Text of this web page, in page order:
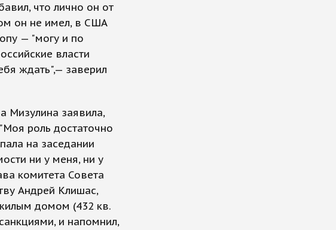
что лично он от
он не имел, в США
— "могу и по
власти
ждать",— заверил
Мизулина заявила,
роль достаточно
на заседании
ни у меня, ни у
комитета Совета
Андрей Клишас,
домом (432 кв.
и напомнил,